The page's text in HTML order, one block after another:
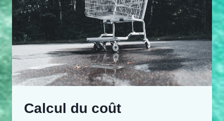
Calcul du coût